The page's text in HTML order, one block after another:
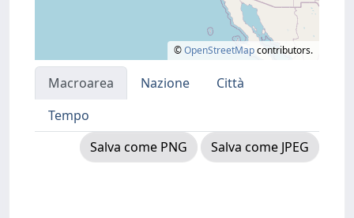
©OpenStreetMapcontributors.
Macroarea Nazione
Città
Tempo
Salva come PNG
Salva come JPEG